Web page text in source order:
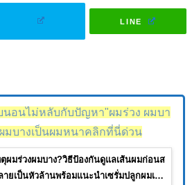
LINE
นอนไม่หลับกับปัญหา"ผมร่วง ผมบา
มบางเป็นผมหนาคลิกที่นี่ด่วน
ตุผมร่วงผมบาง?วิธีป้องกันดูแลเส้นผมก่อนส
ายเป็นหัวล้านพร้อมแนะนำเซรั่มปลูกผมเห็น